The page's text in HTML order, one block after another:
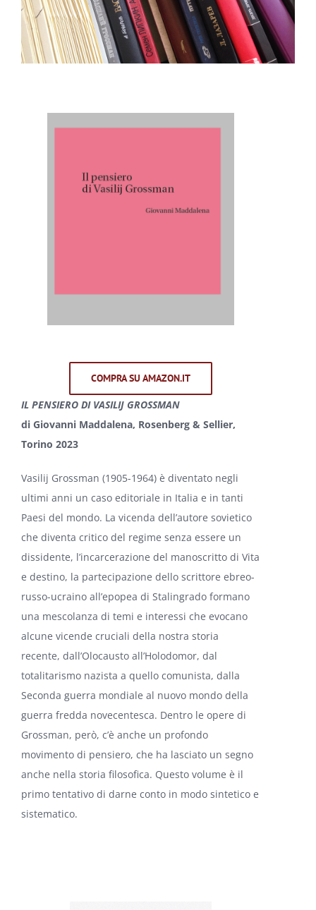
COMPRA SU AMAZON.IT
IL PENSIERO DI VASILIJ GROSSMAN
di Giovanni Maddalena, Rosenberg & Sellier,
Torino 2023
Vasilij Grossman (1905-1964) è diventato negli
ultimi anni un caso editoriale in Italia e in tanti
Paesi del mondo. La vicenda dell’autore sovietico
che diventa critico del regime senza essere un
dissidente, l’incarcerazione del manoscritto di Vita
e destino, la partecipazione dello scrittore ebreo-
russo-ucraino all’epopea di Stalingrado formano
una mescolanza di temi e interessi che evocano
alcune vicende cruciali della nostra storia
recente, dall’Olocausto all’Holodomor, dal
totalitarismo nazista a quello comunista, dalla
Seconda guerra mondiale al nuovo mondo della
guerra fredda novecentesca. Dentro le opere di
Grossman, però, c’è anche un profondo
movimento di pensiero, che ha lasciato un segno
anche nella storia filosofica. Questo volume è il
primo tentativo di darne conto in modo sintetico e
sistematico.